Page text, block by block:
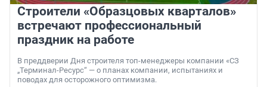
Строители «Образцовых кварталов»
встречают профессиональный
праздник на работе
В преддверии Дня строителя топ-менеджеры компании «СЗ
„Терминал-Ресурс“ — о планах компании, испытаниях и
поводах для осторожного оптимизма.